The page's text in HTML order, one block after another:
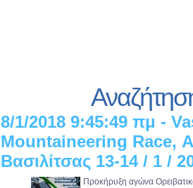
8/1/2018 9:45:49 πμ -
Mountaineering Race,
Βασιλίτσας 13-14 / 1 /
Προκήρυξη αγώνα